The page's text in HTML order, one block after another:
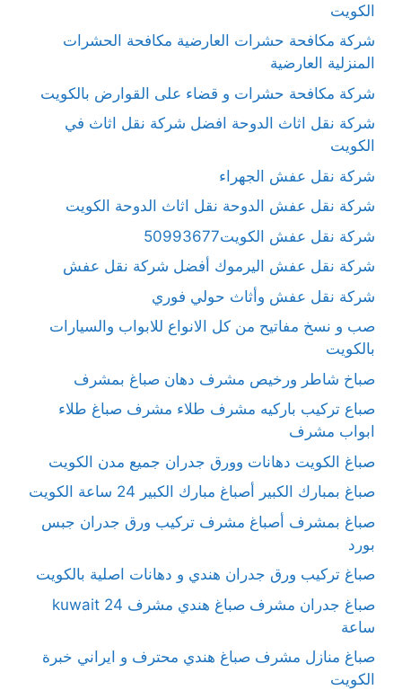
الكويت
شركة مكافحة حشرات العارضية مكافحة الحشرات
المنزلية العارضية
شركة مكافحة حشرات و قضاء على القوارض بالكويت
شركة نقل اثاث الدوحة افضل شركة نقل اثاث في
الكويت
شركة نقل عفش الجهراء
شركة نقل عفش الدوحة نقل اثاث الدوحة الكويت
شركة نقل عفش الكويت50993677
شركة نقل عفش اليرموك أفضل شركة نقل عفش
شركة نقل عفش وأثاث حولي فوري
صب و نسخ مفاتيح من كل الانواع للابواب والسيارات
بالكويت
صباخ شاطر ورخيص مشرف دهان صباغ بمشرف
صباع تركيب باركيه مشرف طلاء مشرف صباغ طلاء
ابواب مشرف
صباغ الكويت دهانات وورق جدران جميع مدن الكويت
صباغ بمبارك الكبير أصباغ مبارك الكبير 24 ساعة الكويت
صباغ بمشرف أصباغ مشرف تركيب ورق جدران جبس
بورد
صباغ تركيب ورق جدران هندي و دهانات اصلية بالكويت
صباغ جدران مشرف صباغ هندي مشرف kuwait 24
ساعة
صباغ منازل مشرف صباغ هندي محترف و ايراني خبرة
الكويت